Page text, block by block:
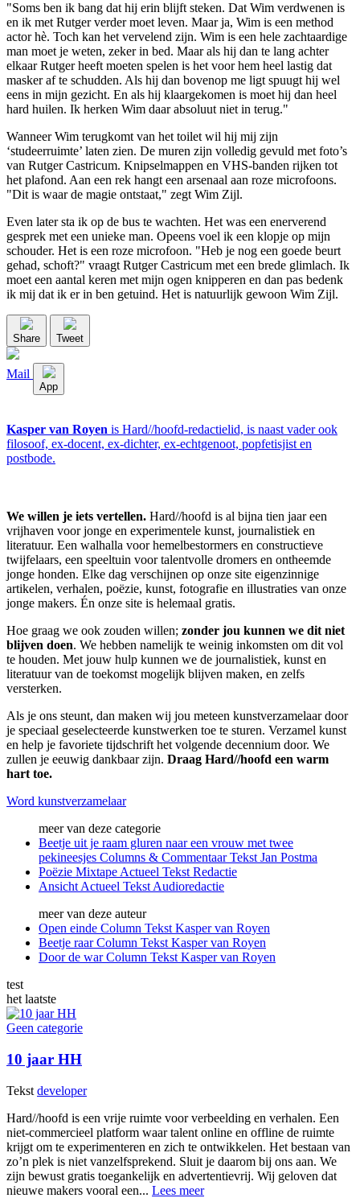
"Soms ben ik bang dat hij erin blijft steken. Dat Wim verdwenen is
en ik met Rutger verder moet leven. Maar ja, Wim is een method
actor hè. Toch kan het vervelend zijn. Wim is een hele zachtaardige
man moet je weten, zeker in bed. Maar als hij dan te lang achter
elkaar Rutger heeft moeten spelen is het voor hem heel lastig dat
masker af te schudden. Als hij dan bovenop me ligt spuugt hij wel
eens in mijn gezicht. En als hij klaargekomen is moet hij dan heel
hard huilen. Ik herken Wim daar absoluut niet in terug."
Wanneer Wim terugkomt van het toilet wil hij mij zijn
‘studeerruimte’ laten zien. De muren zijn volledig gevuld met foto’s
van Rutger Castricum. Knipselmappen en VHS-banden rijken tot
het plafond. Aan een rek hangt een arsenaal aan roze microfoons.
"Dit is waar de magie ontstaat," zegt Wim Zijl.
Even later sta ik op de bus te wachten. Het was een enerverend
gesprek met een unieke man. Opeens voel ik een klopje op mijn
schouder. Het is een roze microfoon. "Heb je nog een goede beurt
gehad, schoft?" vraagt Rutger Castricum met een brede glimlach. Ik
moet een aantal keren met mijn ogen knipperen en dan pas bedenk
ik mij dat ik er in ben getuind. Het is natuurlijk gewoon Wim Zijl.
Share Tweet
Mail
App
Kasper van Royen is Hard//hoofd-redactielid, is naast vader ook
filosoof, ex-docent, ex-dichter, ex-echtgenoot, popfetisjist en
postbode.
We willen je iets vertellen. Hard//hoofd is al bijna tien jaar een
vrijhaven voor jonge en experimentele kunst, journalistiek en
literatuur. Een walhalla voor hemelbestormers en constructieve
twijfelaars, een speeltuin voor talentvolle dromers en ontheemde
jonge honden. Elke dag verschijnen op onze site eigenzinnige
artikelen, verhalen, poëzie, kunst, fotografie en illustraties van onze
jonge makers. Én onze site is helemaal gratis.
Hoe graag we ook zouden willen; zonder jou kunnen we dit niet
blijven doen. We hebben namelijk te weinig inkomsten om dit vol
te houden. Met jouw hulp kunnen we de journalistiek, kunst en
literatuur van de toekomst mogelijk blijven maken, en zelfs
versterken.
Als je ons steunt, dan maken wij jou meteen kunstverzamelaar door
je speciaal geselecteerde kunstwerken toe te sturen. Verzamel kunst
en help je favoriete tijdschrift het volgende decennium door. We
zullen je eeuwig dankbaar zijn. Draag Hard//hoofd een warm
hart toe.
Word kunstverzamelaar
meer van deze categorie
Beetje uit je raam gluren naar een vrouw met twee
pekineesjes Columns & Commentaar Tekst Jan Postma
Poëzie Mixtape Actueel Tekst Redactie
Ansicht Actueel Tekst Audioredactie
meer van deze auteur
Open einde Column Tekst Kasper van Royen
Beetje raar Column Tekst Kasper van Royen
Door de war Column Tekst Kasper van Royen
test
het laatste
Geen categorie
10 jaar HH
Tekst developer
Hard//hoofd is een vrije ruimte voor verbeelding en verhalen. Een
niet-commercieel platform waar talent online en offline de ruimte
krijgt om te experimenteren en zich te ontwikkelen. Het bestaan van
zo’n plek is niet vanzelfsprekend. Sluit je daarom bij ons aan. We
zijn bewust gratis toegankelijk en advertentievrij. Wij geloven dat
nieuwe makers vooral een... Lees meer